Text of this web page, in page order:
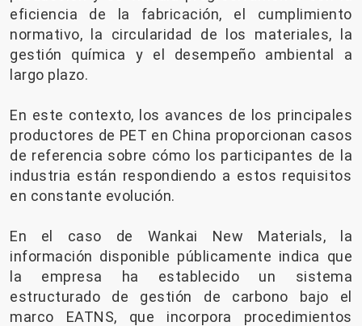
eficiencia de la fabricación, el cumplimiento
normativo, la circularidad de los materiales, la
gestión química y el desempeño ambiental a
largo plazo.
En este contexto, los avances de los principales
productores de PET en China proporcionan casos
de referencia sobre cómo los participantes de la
industria están respondiendo a estos requisitos
en constante evolución.
En el caso de Wankai New Materials, la
información disponible públicamente indica que
la empresa ha establecido un sistema
estructurado de gestión de carbono bajo el
marco EATNS, que incorpora procedimientos